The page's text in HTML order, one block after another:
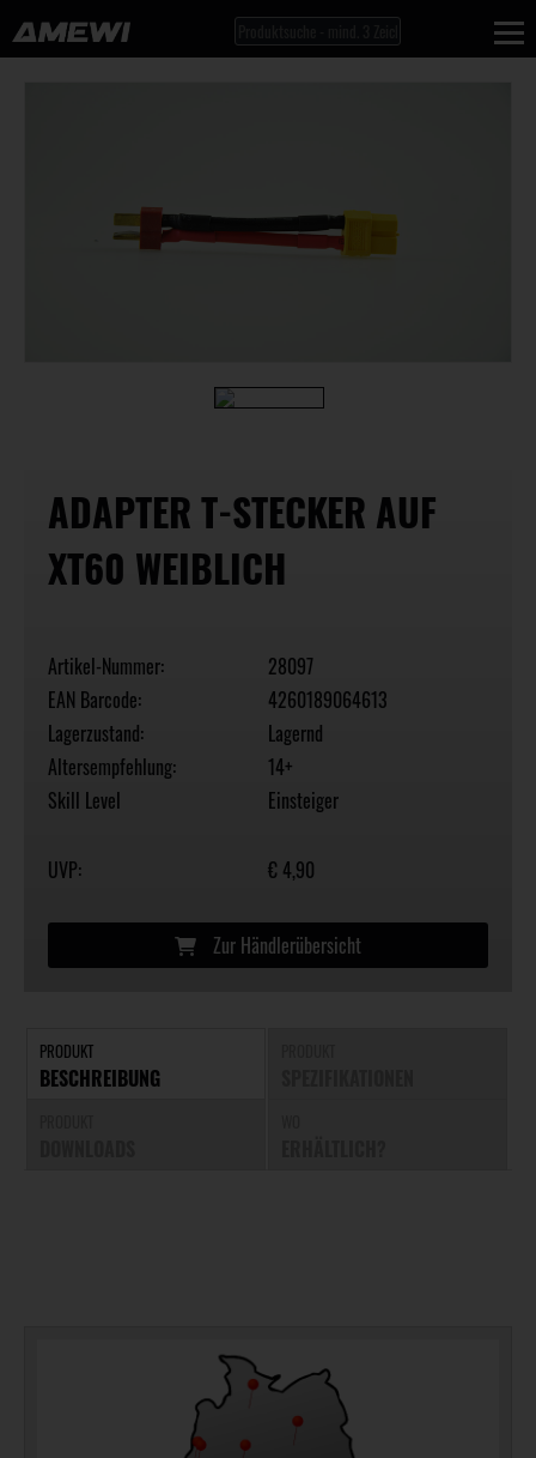
ADAPTER T-STECKER AUF
XT60 WEIBLICH
Artikel-Nummer:
28097
EAN Barcode:
4260189064613
Lagerzustand:
Lagernd
Altersempfehlung:
14+
Skill Level
Einsteiger
UVP: € 4,90
Zur Händlerübersicht
PRODUKT
BESCHREIBUNG